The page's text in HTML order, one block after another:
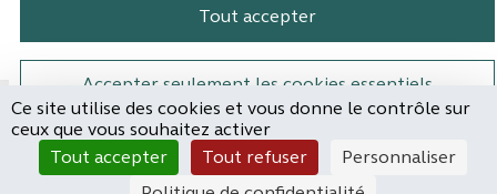
Tout accepter
Accepter seulement les cookies essentiels
Paramètres
Paramètres des cookies
Plateforme de participation de la
Plateforme de participation de la
Plateforme de participation
Plateforme de
Site réalisé par
Open Source Politics
(Lien externe)
grâce aulogiciel libre
Ce site utilise des cookies et vous donne le contrôle sur
ceux que vous souhaitez activer
Tout accepter
Tout refuser
Personnaliser